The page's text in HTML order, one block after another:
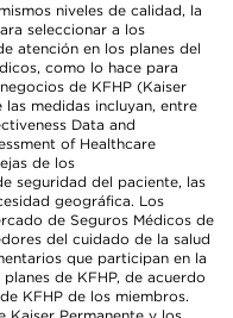
niveles de calidad, la
seleccionar a los
atención en los planes del
como lo hace para
de KFHP (Kaiser
medidas incluyan, entre
Data and
of Healthcare
de los
seguridad del paciente, las
geográfica. Los
de Seguros Médicos de
del cuidado de la salud
que participan en la
de KFHP, de acuerdo
KFHP de los miembros.